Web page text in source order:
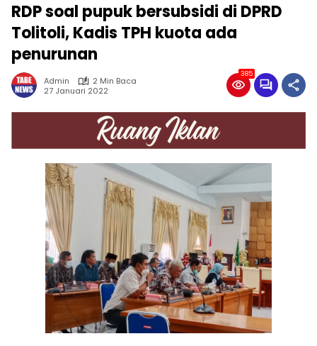
RDP soal pupuk bersubsidi di DPRD
Tolitoli, Kadis TPH kuota ada
penurunan
Admin
2 Min Baca
27 Januari 2022
385